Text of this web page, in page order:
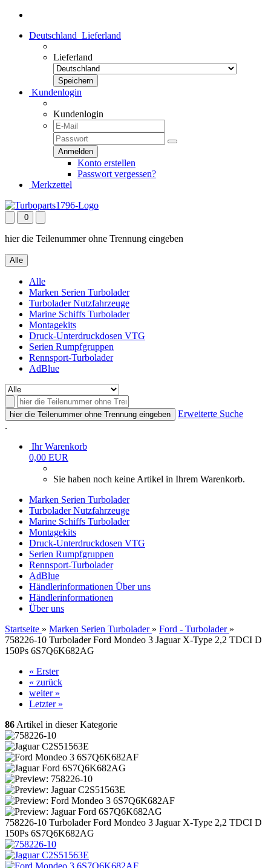
Deutschland Lieferland
Lieferland
Kundenlogin
Kundenlogin
Konto erstellen
Passwort vergessen?
Merkzettel
0
hier die Teilenummer ohne Trennung eingeben
Alle
Alle
Marken Serien Turbolader
Turbolader Nutzfahrzeuge
Marine Schiffs Turbolader
Montagekits
Druck-Unterdruckdosen VTG
Serien Rumpfgruppen
Rennsport-Turbolader
AdBlue
hier die Teilenummer ohne Trennung eingeben
Erweiterte Suche
.
Ihr Warenkorb
0,00 EUR
Sie haben noch keine Artikel in Ihrem Warenkorb.
Marken Serien Turbolader
Turbolader Nutzfahrzeuge
Marine Schiffs Turbolader
Montagekits
Druck-Unterdruckdosen VTG
Serien Rumpfgruppen
Rennsport-Turbolader
AdBlue
Händlerinformationen Über uns
Händlerinformationen
Über uns
Startseite » Marken Serien Turbolader » Ford - Turbolader »
758226-10 Turbolader Ford Mondeo 3 Jaguar X-Type 2,2 TDCI D
150Ps 6S7Q6K682AG
« Erster
« zurück
weiter »
Letzter »
86 Artikel in dieser Kategorie
758226-10 Turbolader Ford Mondeo 3 Jaguar X-Type 2,2 TDCI D
150Ps 6S7Q6K682AG